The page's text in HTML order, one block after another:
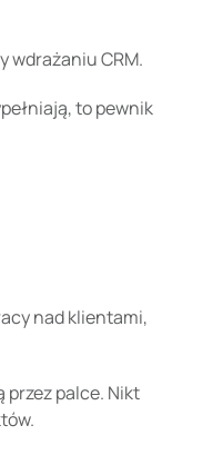
wdrażaniu CRM.
to pewnik
nad klientami,
przez palce. Nikt